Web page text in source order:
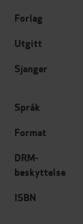
Forlag
Utgitt
Sjanger
Språk
Format
DRM-
beskyttelse
ISBN